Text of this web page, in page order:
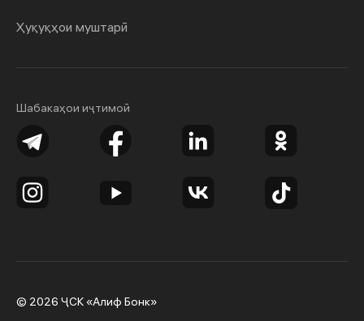
Шабакаҳои иҷтимоӣ
Ҳуқуқҳои муштарӣ
© 2026 ҶСК «Алиф Бонк»